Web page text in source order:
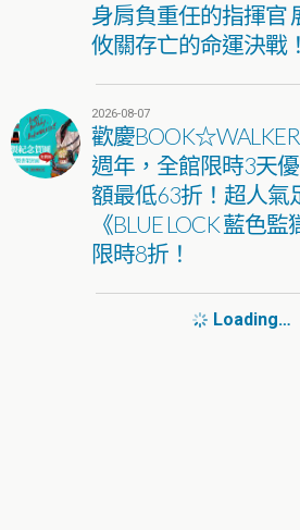
身肩負重任的指揮官
攸關存亡的命運決戰！
2026-08-07
歡慶
週年，全館限時3天
額最低63折！超人氣
《BLUE LOCK 藍色
限時8折！
Loading…